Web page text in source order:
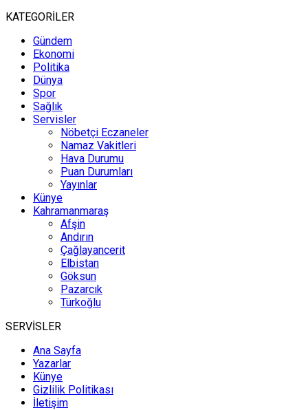
KATEGORİLER
Gündem
Ekonomi
Politika
Dünya
Spor
Sağlık
Servisler
Nöbetçi Eczaneler
Namaz Vakitleri
Hava Durumu
Puan Durumları
Yayınlar
Künye
Kahramanmaraş
Afşin
Andırın
Çağlayancerit
Elbistan
Göksun
Pazarcık
Türkoğlu
SERVİSLER
Ana Sayfa
Yazarlar
Künye
Gizlilik Politikası
İletişim